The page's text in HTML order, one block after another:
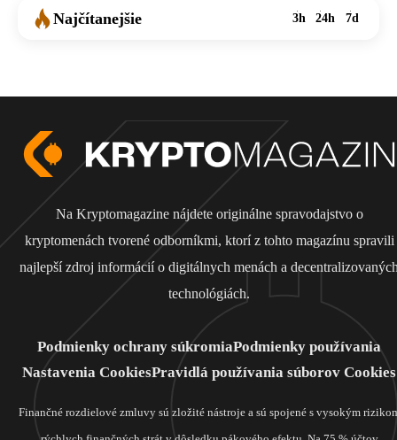
Najčítanejšie 3h 24h 7d
Na Kryptomagazine nájdete originálne spravodajstvo o
kryptomenách tvorené odborníkmi, ktorí z tohto magazínu spravili
najlepší zdroj informácií o digitálnych menách a
technológiách.
Podmienky ochrany súkromiaPodmienky používania
Nastavenia CookiesPravidlá používania súborov Cookies
Finančné rozdielové zmluvy sú zložité nástroje a sú spojené s vysokým